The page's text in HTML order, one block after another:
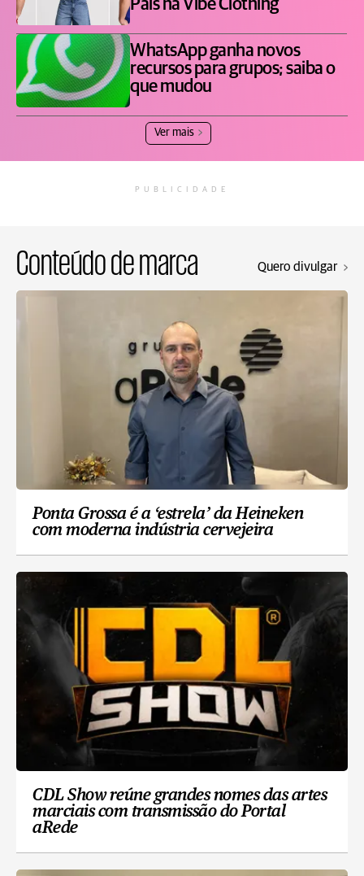
Pais na Vibe Clothing
WhatsApp ganha novos
recursos para grupos; saiba o
que mudou
Ver mais
PUBLICIDADE
Conteúdo de marca Quero divulgar
Ponta Grossa é a ‘estrela’ da Heineken
com moderna indústria cervejeira
CDL Show reúne grandes nomes das artes
marciais com transmissão do Portal
aRede